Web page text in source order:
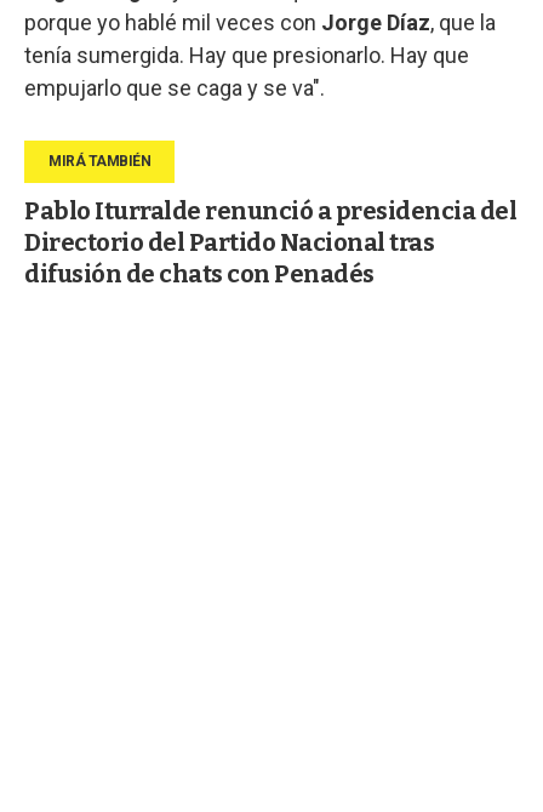
porque yo hablé mil veces con Jorge Díaz, que la
tenía sumergida. Hay que presionarlo. Hay que
empujarlo que se caga y se va".
Pablo Iturralde renunció a presidencia del
Directorio del Partido Nacional tras
difusión de chats con Penadés